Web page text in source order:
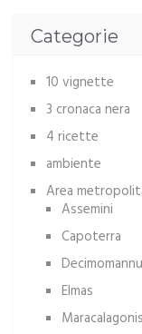
Categorie
10 vignette
3 cronaca nera
4 ricette
ambiente
Area
Assemini
Capoterra
Decimomannu
Elmas
Maracalagonis